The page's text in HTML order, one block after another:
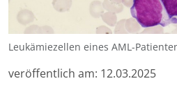
Leukämiezellen eines AML-
veröffentlich am: 12.03.2025